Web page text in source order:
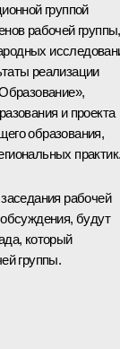
группой
рабочей группы,
реализации
и проекта
образования,
рабочей
будут
который
группы.